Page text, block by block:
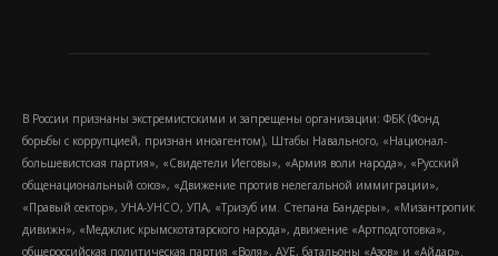
В России признаны экстремистскими и запрещены организации: ФБК (Фонд
борьбы с коррупцией, признан иноагентом), Штабы Навального, «Национал-
большевистская партия», «Свидетели Иеговы», «Армия воли народа», «Русский
общенациональный союз», «Движение против нелегальной иммиграции»,
«Правый сектор», УНА-УНСО, УПА, «Тризуб им. Степана Бандеры», «Мизантропик
дивижн», «Меджлис крымскотатарского народа», движение «Артподготовка»,
общероссийская политическая партия «Воля», АУЕ, батальоны «Азов» и «Айдар».